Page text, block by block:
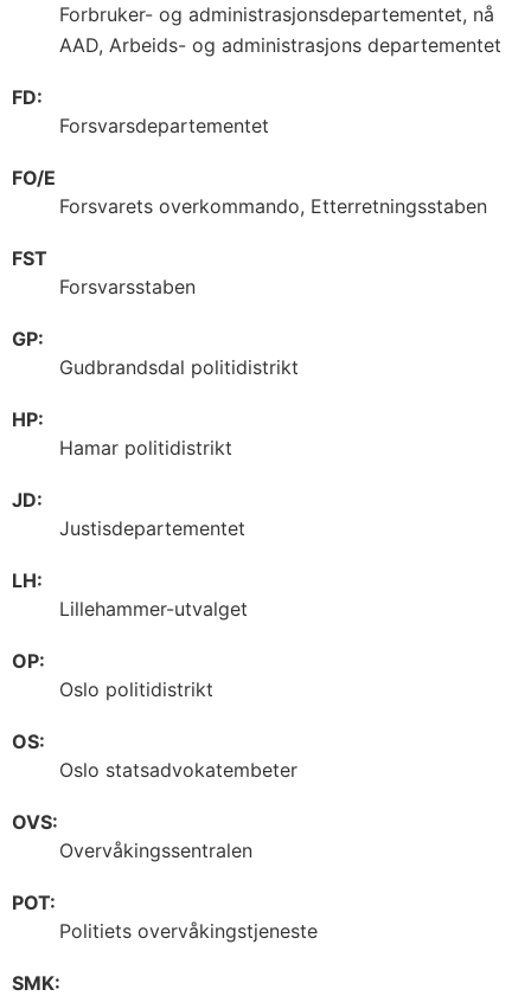
Forbruker- og administrasjonsdepartementet, nå
AAD, Arbeids- og administrasjons departementet
FD:
Forsvarsdepartementet
FO/E
Forsvarets overkommando, Etterretningsstaben
FST
Forsvarsstaben
GP:
Gudbrandsdal politidistrikt
HP:
Hamar politidistrikt
JD:
Justisdepartementet
LH:
Lillehammer-utvalget
OP:
Oslo politidistrikt
OS:
Oslo statsadvokatembeter
OVS:
Overvåkingssentralen
POT:
Politiets overvåkingstjeneste
SMK: